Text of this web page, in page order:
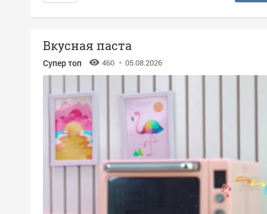
Вкусная паста
Супер топ 460 05.08.2026